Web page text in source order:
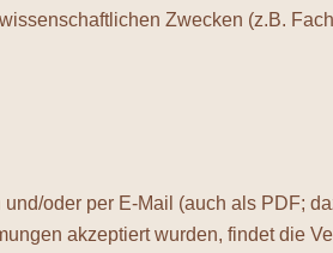
Zwecken (z.B.
oder per E-Mail (auch als PDF;
akzeptiert wurden, findet die